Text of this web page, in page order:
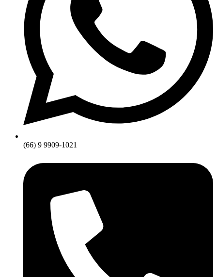
(66) 9 9909-1021